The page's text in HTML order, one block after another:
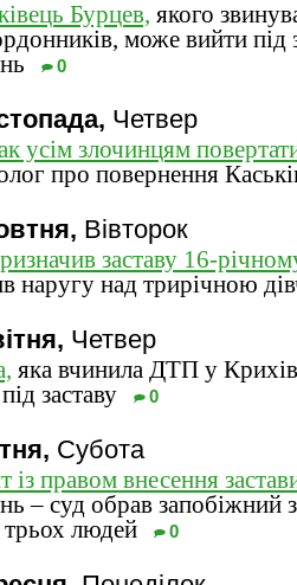
Бурцев, якого
може вийти під
0
Четвер
усім злочинцям
про повернення
Вівторок
заставу 16-
наругу над трирічною
Четвер
яка вчинила ДТП у
заставу
0
Субота
із правом внесення
– суд обрав запобіжний
трьох людей
0